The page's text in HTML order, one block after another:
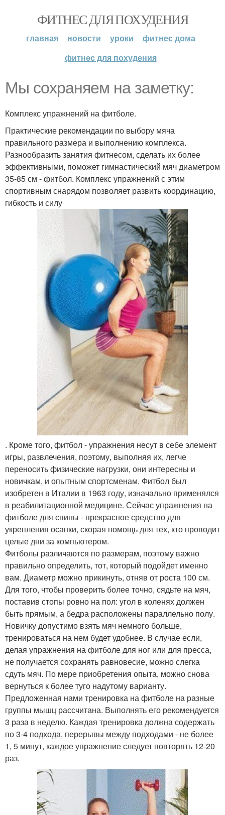
ФИТНЕС ДЛЯ ПОХУДЕНИЯ
главная новости уроки
фитнес дома
фитнес для похудения
Мы сохраняем на заметку:
Комплекс упражнений на фитболе.
Практические рекомендации по выбору мяча
правильного размера и выполнению комплекса.
Разнообразить занятия фитнесом, сделать их более
эффективными, поможет гимнастический мяч диаметром
35-85 см - фитбол. Комплекс упражнений с этим
спортивным снарядом позволяет развить координацию,
гибкость и силу
. Кроме того, фитбол - упражнения несут в себе элемент
игры, развлечения, поэтому, выполняя их, легче
переносить физические нагрузки, они интересны и
новичкам, и опытным спортсменам. Фитбол был
изобретен в Италии в 1963 году, изначально применялся
в реабилитационной медицине. Сейчас упражнения на
фитболе для спины - прекрасное средство для
укрепления осанки, скорая помощь для тех, кто проводит
целые дни за компьютером.
Фитболы различаются по размерам, поэтому важно
правильно определить, тот, который подойдет именно
вам. Диаметр можно прикинуть, отняв от роста 100 см.
Для того, чтобы проверить более точно, сядьте на мяч,
поставив стопы ровно на пол: угол в коленях должен
быть прямым, а бедра расположены параллельно полу.
Новичку допустимо взять мяч немного больше,
тренироваться на нем будет удобнее. В случае если,
делая упражнения на фитболе для ног или для пресса,
не получается сохранять равновесие, можно слегка
сдуть мяч. По мере приобретения опыта, можно снова
вернуться к более туго надутому варианту.
Предложенная нами тренировка на фитболе на разные
группы мышц рассчитана. Выполнять его рекомендуется
3 раза в неделю. Каждая тренировка должна содержать
по 3-4 подхода, перерывы между подходами - не более
1, 5 минут, каждое упражнение следует повторять 12-20
раз.